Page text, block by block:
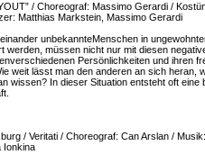
/ Choreograf: Massimo Gerardi /
Matthias Markstein, Massimo Gerardi
unbekannteMenschen in
werden, müssen nicht nur mit diesen
Persönlichkeiten und ihren
weit lässt man den anderen an sich heran,
wissen? In dieser Situation entsteht oft
/ Veritati / Choreograf: Can Arslan /
Ionkina